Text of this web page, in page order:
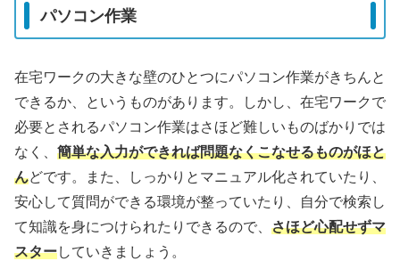
パソコン作業
在宅ワークの大きな壁のひとつにパソコン作業がきちんと
できるか、というものがあります。しかし、在宅ワークで
必要とされるパソコン作業はさほど難しいものばかりでは
なく、 簡単な入力ができれば問題なくこなせるものがほと
んどです。また、しっかりとマニュアル化されていたり、
安心して質問ができる環境が整っていたり、自分で検索し
て知識を身につけられたりできるので、 さほど心配せずマ
スターしていきましょう。